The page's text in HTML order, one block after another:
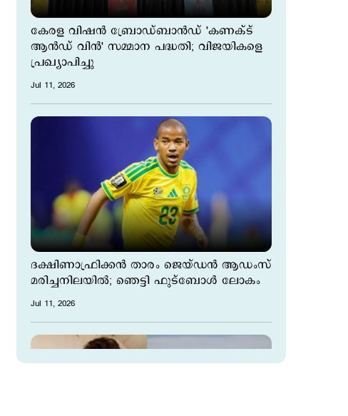
കേരള വിഷൻ ബ്രോഡ്‌ബാൻഡ് 'കണക്ട്
ആൻഡ് വിൻ' സമ്മാന പദ്ധതി; വിജയികളെ
പ്രഖ്യാപിച്ചു
Jul 11, 2026
ദക്ഷിണാഫ്രിക്കൻ താരം ജെയ്ഡൻ ആഡംസ്
മരിച്ചനിലയിൽ; ഞെട്ടി ഫുട്ബോള്‍ ലോകം
Jul 11, 2026